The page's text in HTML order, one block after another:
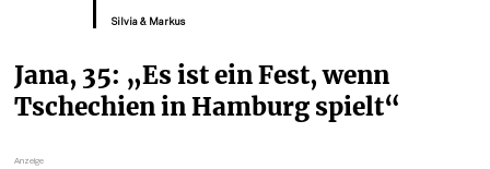
Silvia & Markus
Jana, 35: „Es ist ein Fest, wenn
Tschechien in Hamburg spielt“